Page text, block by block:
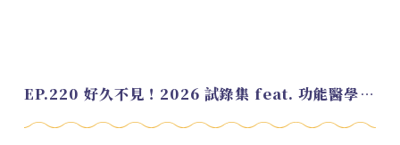
EP.220 好久不見！2026 試錄集 feat. 功能醫學營養師 美寶